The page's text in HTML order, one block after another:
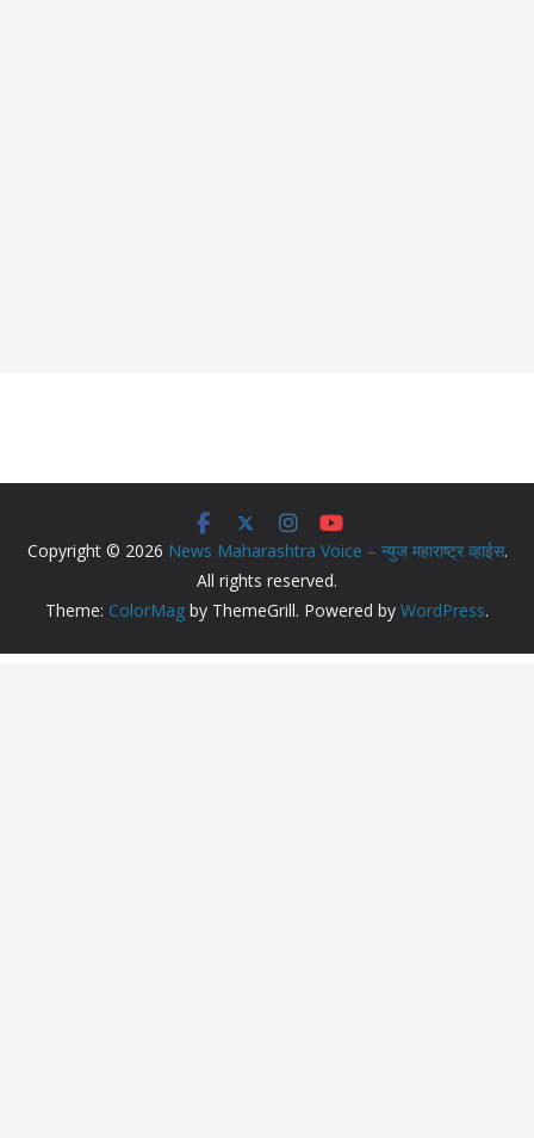
Copyright © 2026 News Maharashtra Voice – न्युज महाराष्ट्र व्हाईस.
All rights reserved.
Theme: ColorMag by ThemeGrill. Powered by WordPress.